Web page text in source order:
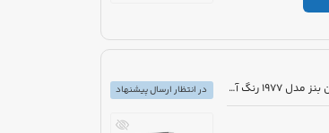
مزایده دولتی کامیون بنز مدل 1977 رنگ آبی
در انتظار ارسال پیشنهاد